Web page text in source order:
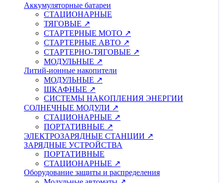
Аккумуляторные батареи
СТАЦИОНАРНЫЕ
ТЯГОВЫЕ ↗
СТАРТЕРНЫЕ МОТО ↗
СТАРТЕРНЫЕ АВТО ↗
СТАРТЕРНО-ТЯГОВЫЕ ↗
МОДУЛЬНЫЕ ↗
Литий-ионные накопители
МОДУЛЬНЫЕ ↗
ШКАФНЫЕ ↗
СИСТЕМЫ НАКОПЛЕНИЯ ЭНЕРГИИ
СОЛНЕЧНЫЕ МОДУЛИ ↗
СТАЦИОНАРНЫЕ ↗
ПОРТАТИВНЫЕ ↗
ЭЛЕКТРОЗАРЯДНЫЕ СТАНЦИИ ↗
ЗАРЯДНЫЕ УСТРОЙСТВА
ПОРТАТИВНЫЕ
СТАЦИОНАРНЫЕ ↗
Оборудование защиты и распределения